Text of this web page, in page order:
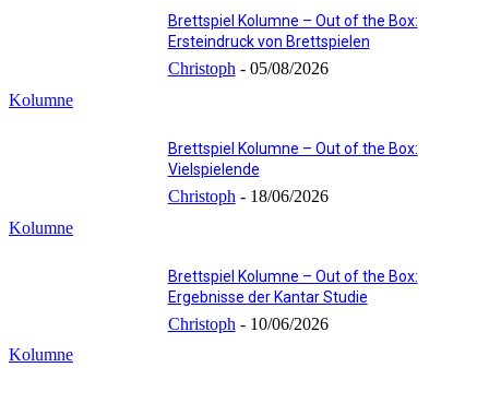
Kolumne
Brettspiel Kolumne – Out of the Box:
Ersteindruck von Brettspielen
Christoph - 05/08/2026
Kolumne
Brettspiel Kolumne – Out of the Box:
Vielspielende
Christoph - 18/06/2026
Kolumne
Brettspiel Kolumne – Out of the Box:
Ergebnisse der Kantar Studie
Christoph - 10/06/2026